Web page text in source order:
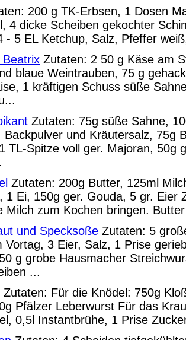
200 g TK-Erbsen, 1 Dosen
4 dicke Scheiben gekochter
- 5 EL Ketchup, Salz, Pfeffer
Beatrix Zutaten: 2 50 g Käse am
blaue Weintrauben, 75 g
1 kräftigen Schuss süße
Zutaten: 75g süße Sahne,
Backpulver und Kräutersalz, 75g
TL-Spitze voll ger. Majoran, 50g
Zutaten: 200g Butter, 125ml
1 Ei, 150g ger. Gouda, 5 gr. Eier
Milch zum Kochen bringen.
und Specksoße Zutaten: 5
Vortag, 3 Eier, Salz, 1 Prise
g grobe Hausmacher
...
Zutaten: Für die Knödel: 750g
Pfälzer Leberwurst Für das
0,5l Instantbrühe, 1 Prise